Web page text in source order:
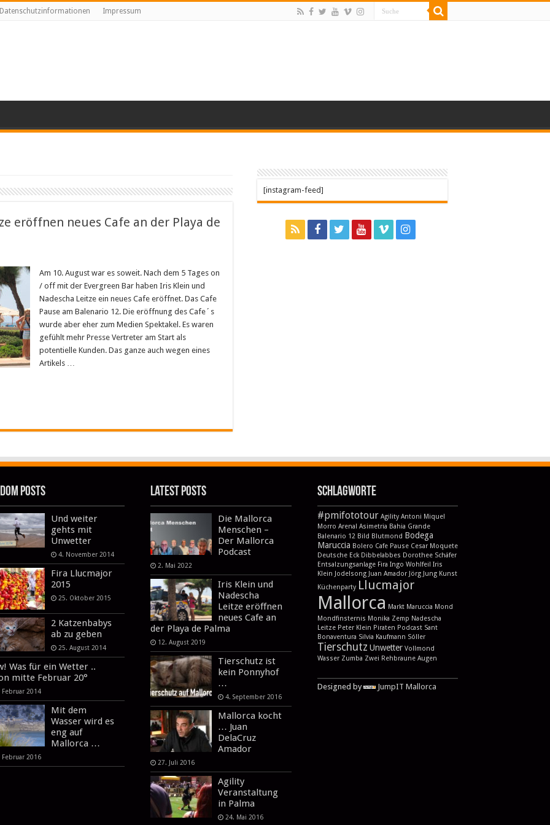
Datenschutzinformationen Impressum
eröffnen neues Cafe an der Playa de
Am 10. August war es soweit. Nach dem 5 Tages on
/ off mit der Evergreen Bar haben Iris Klein und
Nadescha Leitze ein neues Cafe eröffnet. Das Cafe
Pause am Balenario 12. Die eröffnung des Cafe´s
wurde aber eher zum Medien Spektakel. Es waren
gefühlt mehr Presse Vertreter am Start als
potentielle Kunden. Das ganze auch wegen eines
Artikels …
[instagram-feed]
Posts
Und weiter
gehts mit
Unwetter
4. November 2014
Fira Llucmajor
2015
25. Oktober 2015
2 Katzenbabys
ab zu geben
25. August 2014
Was für ein Wetter ..
mitte Februar 20°
Februar 2014
Mit dem
Wasser wird es
eng auf
Mallorca …
Februar 2016
Latest Posts
Die Mallorca
Menschen –
Der Mallorca
Podcast
2. Mai 2022
Iris Klein und
Nadescha
Leitze eröffnen
neues Cafe an
der Playa de Palma
12. August 2019
Tierschutz ist
kein Ponnyhof
…
4. September 2016
Mallorca kocht
… Juan
DelaCruz
Amador
27. Juli 2016
Agility
Veranstaltung
in Palma
24. Mai 2016
Schlagworte
#pmifototour Agility Antoni Miquel
Morro Arenal Asimetria Bahia Grande
Balenario 12 Bild Blutmond Bodega
Maruccia Bolero Cafe Pause Cesar Moquete
Deutsche Eck Dibbelabbes Dorothee Schäfer
Entsalzungsanlage Fira Ingo Wohlfeil Iris
Klein Jodelsong Juan Amador Jörg Jung Kunst
Küchenparty Llucmajor
Mallorca Markt Maruccia Mond
Mondfinsternis Monika Zemp Nadescha
Leitze Peter Klein Piraten Podcast Sant
Bonaventura Silvia Kaufmann Sóller
Tierschutz Unwetter Vollmond
Wasser Zumba Zwei Rehbraune Augen
Designed by JumpIT Mallorca